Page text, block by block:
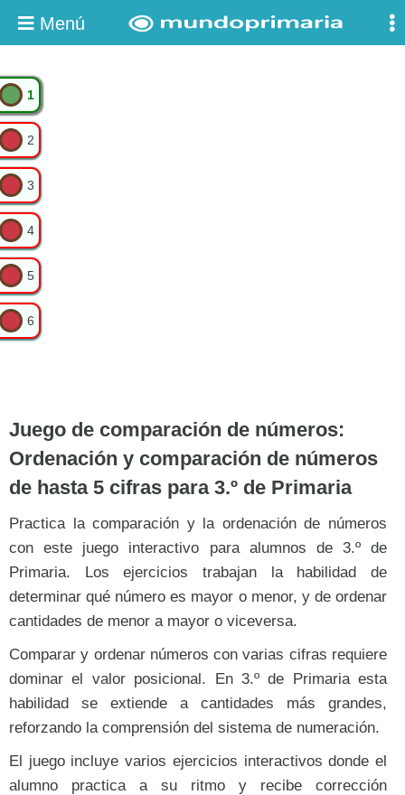
Menú
1
2
3
4
5
6
Juego de comparación de números:
Ordenación y comparación de números
de hasta 5 cifras para 3.º de Primaria
Practica la comparación y la ordenación de números
con este juego interactivo para alumnos de 3.º de
Primaria. Los ejercicios trabajan la habilidad de
determinar qué número es mayor o menor, y de ordenar
cantidades de menor a mayor o viceversa.
Comparar y ordenar números con varias cifras requiere
dominar el valor posicional. En 3.º de Primaria esta
habilidad se extiende a cantidades más grandes,
reforzando la comprensión del sistema de numeración.
El juego incluye varios ejercicios interactivos donde el
alumno practica a su ritmo y recibe corrección